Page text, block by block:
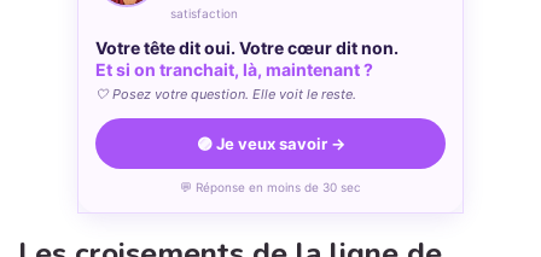
satisfaction
Votre tête dit oui. Votre cœur dit non.
Et si on tranchait, là, maintenant ?
🤍 Posez votre question. Elle voit le reste.
🟣 Je veux savoir →
💬 Réponse en moins de 30 sec